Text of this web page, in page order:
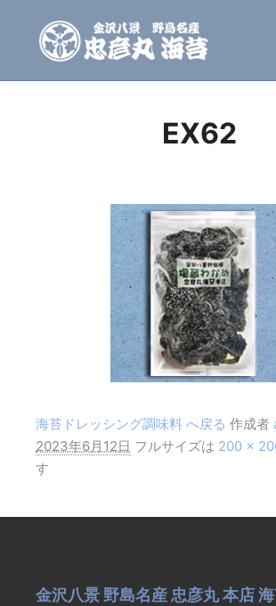
EX62
海苔ドレッシング調味料 へ戻る 作成者
2023年6月12日 フルサイズは 200 ×
す
金沢八景 野島名産 忠彦丸 本店